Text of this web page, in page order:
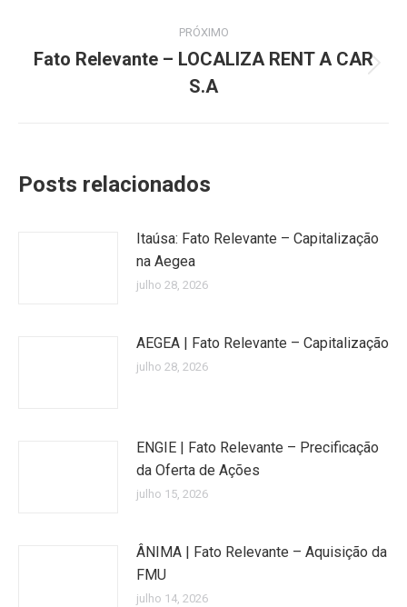
PRÓXIMO
post:
Fato Relevante – LOCALIZA RENT A CAR
S.A
Posts relacionados
Itaúsa: Fato Relevante – Capitalização
na Aegea
julho 28, 2026
AEGEA | Fato Relevante – Capitalização
julho 28, 2026
ENGIE | Fato Relevante – Precificação
da Oferta de Ações
julho 15, 2026
ÂNIMA | Fato Relevante – Aquisição da
FMU
julho 14, 2026